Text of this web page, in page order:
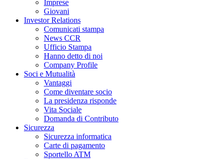
Imprese
Giovani
Investor Relations
Comunicati stampa
News CCR
Ufficio Stampa
Hanno detto di noi
Company Profile
Soci e Mutualità
Vantaggi
Come diventare socio
La presidenza risponde
Vita Sociale
Domanda di Contributo
Sicurezza
Sicurezza informatica
Carte di pagamento
Sportello ATM